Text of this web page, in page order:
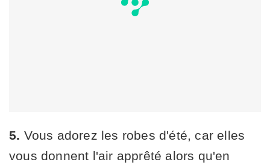
5. Vous adorez les robes d'été, car elles
vous donnent l'air apprêté alors qu'en